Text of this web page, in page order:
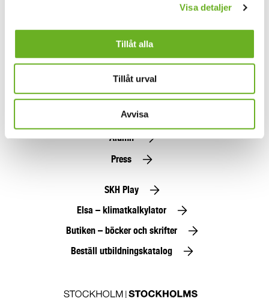
Visa detaljer
Tillåt alla
Tillåt urval
Avvisa
Forskningsnyheter
Jag godkännerallmänna villkor
Hitta folk
Jobba hos oss
Alumn
Press
SKH Play
Elsa – klimatkalkylator
Butiken – böcker och skrifter
Beställ utbildningskatalog